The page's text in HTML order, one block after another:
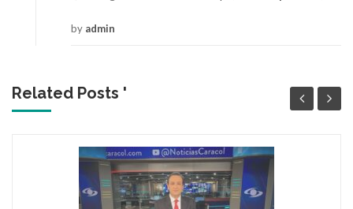
by admin
Related Posts '